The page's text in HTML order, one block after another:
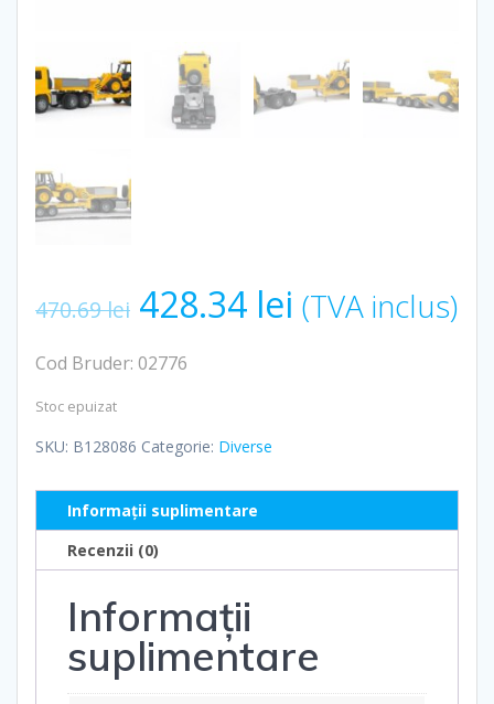
470.69lei Prețul
inițial
fost:
470.69 lei.
428.34 lei Prețul
(TVA inclus)
Cod Bruder: 02776
Stoc epuizat
SKU: B128086 Categorie: Diverse
Informații suplimentare
Recenzii (0)
Informații
suplimentare